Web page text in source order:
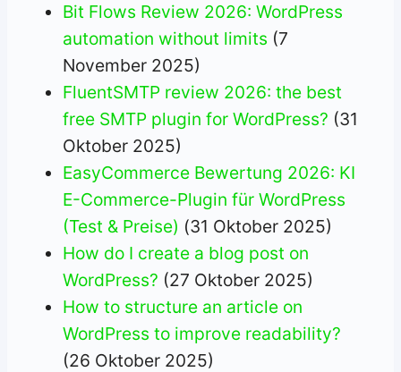
Bit Flows Review 2026: WordPress
automation without limits (7
November 2025)
FluentSMTP review 2026: the best
free SMTP plugin for WordPress? (31
Oktober 2025)
EasyCommerce Bewertung 2026: KI
E-Commerce-Plugin für WordPress
(Test & Preise) (31 Oktober 2025)
How do I create a blog post on
WordPress? (27 Oktober 2025)
How to structure an article on
WordPress to improve readability?
(26 Oktober 2025)